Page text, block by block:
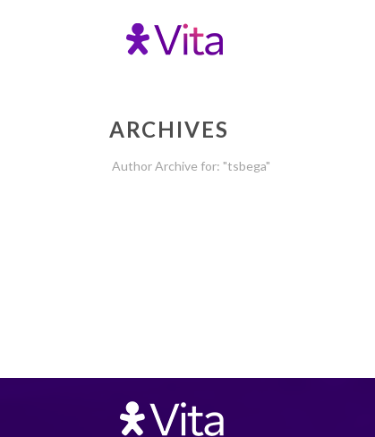
ARCHIVES
Author Archive for: "tsbega"